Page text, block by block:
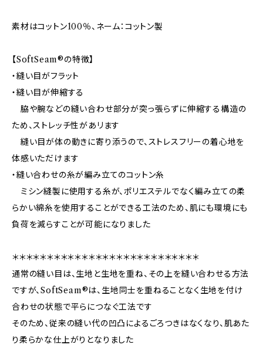
素材はコットン100％、ネーム：コットン製
【SoftSeam®の特徴】
・縫い目がフラット
・縫い目が伸縮する
脇や腕などの縫い合わせ部分が突っ張らずに伸縮する構造の
ため、ストレッチ性があリます
縫い目が体の動きに寄り添うので、ストレスフリーの着心地を
体感いただけます
・縫い合わせの糸が編み立てのコットン糸
ミシン縫製に使用する糸が、ポリエステルでなく編み立ての柔
らかい綿糸を使用することができる工法のため、肌にも環境にも
負荷を減らすことが可能になりました
＊＊＊＊＊＊＊＊＊＊＊＊＊＊＊＊＊＊＊＊＊＊＊＊＊＊＊
通常の縫い目は、生地と生地を重ね、その上を縫い合わせる方法
ですが、SoftSeam®は、生地同士を重ねることなく生地を付け
合わせの状態で平らにつなぐ工法です
そのため、従来の縫い代の凹凸によるごろつきはなくなり、肌あた
り柔らかな仕上がりとなりました